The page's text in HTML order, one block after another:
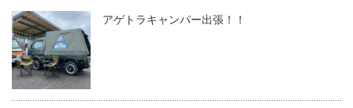
アゲトラキャンパー出張！！